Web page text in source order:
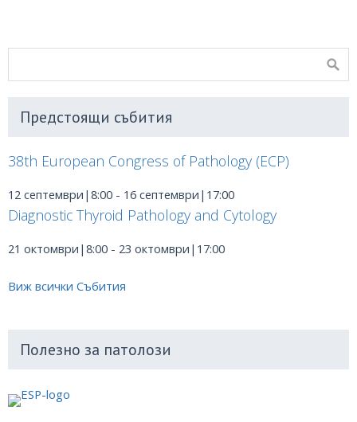
Предстоящи събития
38th European Congress of Pathology (ECP)
12 септември|8:00 - 16 септември|17:00
Diagnostic Thyroid Pathology and Cytology
21 октомври|8:00 - 23 октомври|17:00
Виж всички Събития
Полезно за патолози